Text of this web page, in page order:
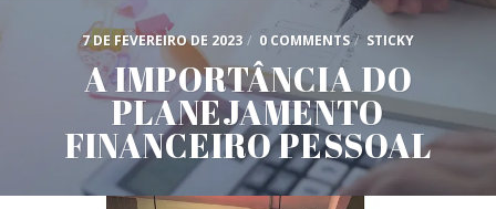
7 DE FEVEREIRO DE 2023 / 0 COMMENTS / STICKY
A IMPORTÂNCIA DO
PLANEJAMENTO
FINANCEIRO PESSOAL